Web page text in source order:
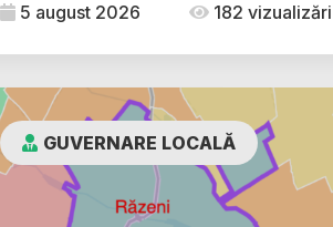
5 august 2026 182 vizualizări
GUVERNARE LOCALĂ